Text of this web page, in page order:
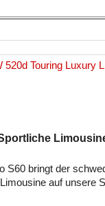
520d Touring Luxury
S60 bringt der
auf unsere